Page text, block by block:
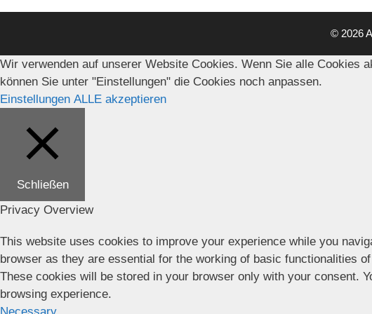
© 2026
Wir verwenden auf unserer Website Cookies. Wenn Sie alle Cookies
können Sie unter "Einstellungen" die Cookies noch anpassen.
Einstellungen ALLE akzeptieren
Schließen
Privacy Overview
This website uses cookies to improve your experience while you
browser as they are essential for the working of basic functionalities
These cookies will be stored in your browser only with your consent.
browsing experience.
Necessary